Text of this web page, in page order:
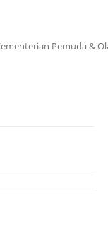
Pemuda &